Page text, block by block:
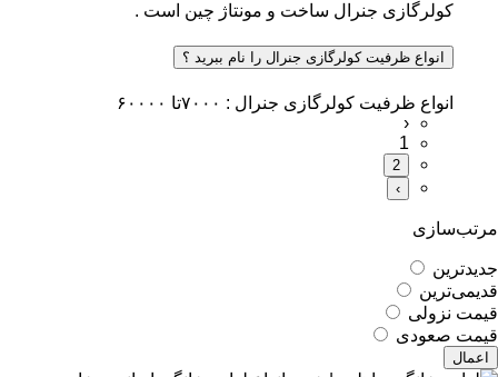
کولرگازی جنرال ساخت و مونتاژ چین است .
انواع ظرفیت کولرگازی جنرال را نام ببرید ؟
انواع ظرفیت کولرگازی جنرال : ۷۰۰۰تا ۶۰۰۰۰
‹
1
2
›
مرتب‌سازی
جدیدترین
قدیمی‌ترین
قيمت نزولی
قيمت صعودی
اعمال